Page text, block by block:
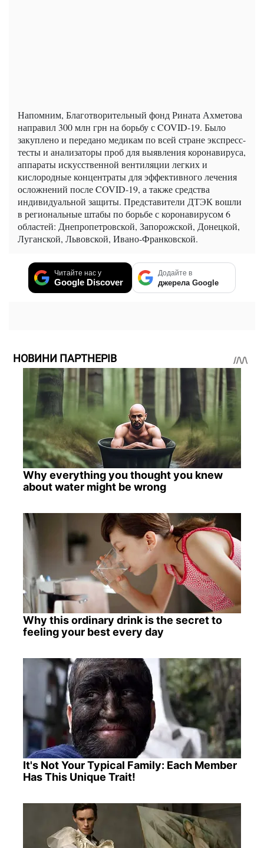
Напомним, Благотворительный фонд Рината Ахметова
направил 300 млн грн на борьбу с COVID-19. Было
закуплено и передано медикам по всей стране экспресс-
тесты и анализаторы проб для выявления коронавируса,
аппараты искусственной вентиляции легких и
кислородные концентраты для эффективного лечения
осложнений после COVID-19, а также средства
индивидуальной защиты. Представители ДТЭК вошли
в региональные штабы по борьбе с коронавирусом 6
областей: Днепропетровской, Запорожской, Донецкой,
Луганской, Львовской, Ивано-Франковской.
Читайте нас у
Google Discover
Додайте в
джерела Google
НОВИНИ ПАРТНЕРІВ
Why everything you thought you knew
about water might be wrong
Why this ordinary drink is the secret to
feeling your best every day
It's Not Your Typical Family: Each Member
Has This Unique Trait!